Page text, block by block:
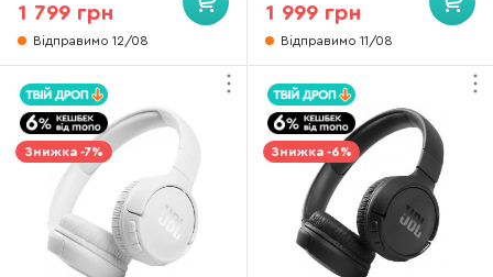
1 799 грн
Відправимо 12/08
1 999 грн
Відправимо 11/08
Знижка -7% Знижка -6%